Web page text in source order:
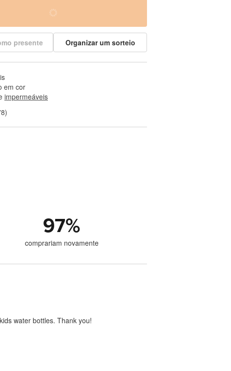
presente Organizar um sorteio
em cor
impermeáveis
97%
comprariam novamente
water bottles. Thank you!